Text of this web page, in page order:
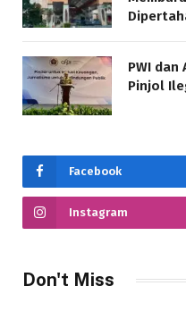
PWI dan
Pinjol
Facebook
Instagram
Don't Miss